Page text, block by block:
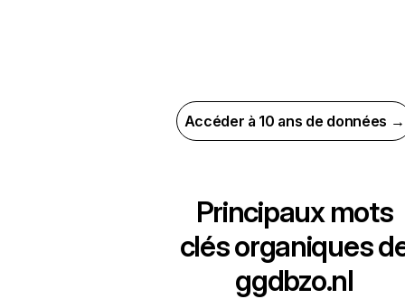
Accéder à 10 ans de données →
Principaux mots
clés organiques
ggdbzo.nl